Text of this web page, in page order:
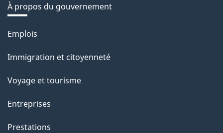
À propos du gouvernement
Thèmes
sujets
Emplois
Immigration et citoyenneté
Voyage et tourisme
Entreprises
Prestations